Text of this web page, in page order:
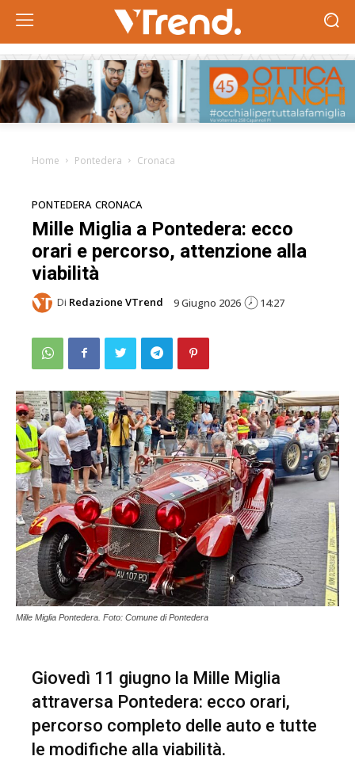
Home Pontedera Cronaca
PONTEDERA CRONACA
Mille Miglia a Pontedera: ecco
orari e percorso, attenzione alla
viabilità
Di Redazione VTrend 9 Giugno 2026 14:27
Mille Miglia Pontedera. Foto: Comune di Pontedera
Giovedì 11 giugno la Mille Miglia
attraversa Pontedera: ecco orari,
percorso completo delle auto e tutte
le modifiche alla viabilità.